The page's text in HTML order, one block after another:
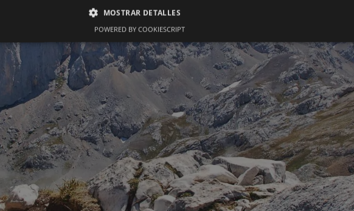
MOSTRAR DETALLES
NECESARIAS RENDIMIENTO ANALÍTICAS FUNCIONALIDAD
permiten la funcionalidad principal del sitio web, como el inicio de sesión de usuario y la gestión de
utilizar correctamente sin las cookies estrictamente necesarias.
PROVEEDOR / DOMINIO VENCIMIENTO
DESCRIPCIÓN
Automattic Inc.
www.liebanaaventura.com
Sesión
Se utiliza en sitios creados con Wordpress. Comprueba si el
navegador tiene habilitadas las cookies
POWERED BY COOKIESCRIPT